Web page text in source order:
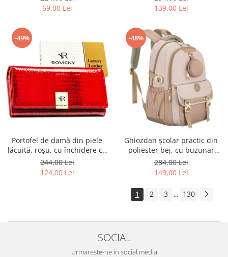
69,00 Lei
PTR-PTN BIEDRONKA G54
139,00 Lei
-49%
Portofel de damă din piele
lăcuită, roșu, cu închidere cu
capsă - Rovicky PTR-RH-22-1-
RS RED
244,00 Lei
124,00 Lei
-48%
Ghiozdan școlar practic din
poliester bej, cu buzunar
suplimentar și spațiu pentru
o sticlă de apă - Peterson PTR-
PTN 8610-1341 BEIGE
284,00 Lei
149,00 Lei
1 2 3 ... 130
SOCIAL
Urmareste-ne in social media